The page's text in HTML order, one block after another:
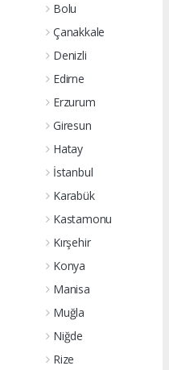
Bolu
Çanakkale
Denizli
Edirne
Erzurum
Giresun
Hatay
İstanbul
Karabük
Kastamonu
Kırşehir
Konya
Manisa
Muğla
Niğde
Rize